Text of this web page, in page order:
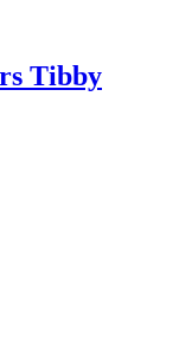
Tibby